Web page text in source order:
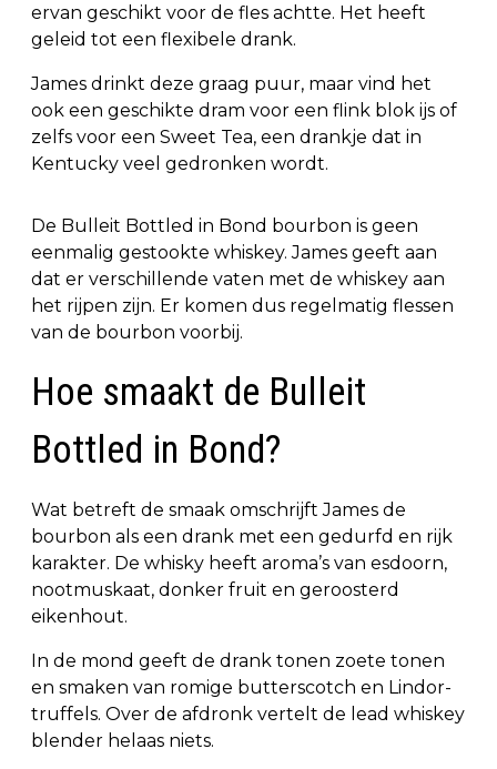
ervan geschikt voor de fles achtte. Het heeft
geleid tot een flexibele drank.
James drinkt deze graag puur, maar vind het
ook een geschikte dram voor een flink blok ijs of
zelfs voor een Sweet Tea, een drankje dat in
Kentucky veel gedronken wordt.
De Bulleit Bottled in Bond bourbon is geen
eenmalig gestookte whiskey. James geeft aan
dat er verschillende vaten met de whiskey aan
het rijpen zijn. Er komen dus regelmatig flessen
van de bourbon voorbij.
Hoe smaakt de Bulleit
Bottled in Bond?
Wat betreft de smaak omschrijft James de
bourbon als een drank met een gedurfd en rijk
karakter. De whisky heeft aroma’s van esdoorn,
nootmuskaat, donker fruit en geroosterd
eikenhout.
In de mond geeft de drank tonen zoete tonen
en smaken van romige butterscotch en Lindor-
truffels. Over de afdronk vertelt de lead whiskey
blender helaas niets.